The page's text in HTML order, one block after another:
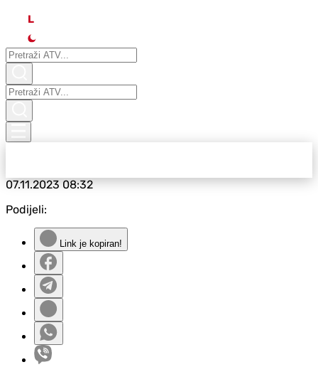
L
07.11.202308:32
Podijeli:
Link je kopiran!